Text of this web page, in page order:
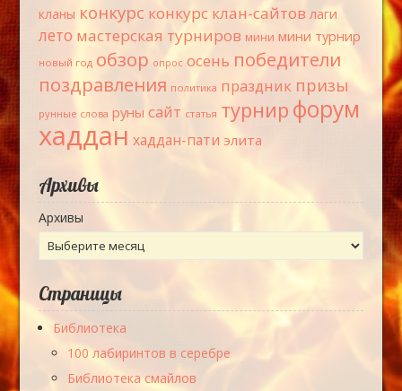
кланы конкурс конкурс клан-сайтов лаги
лето мастерская турниров мини мини турнир
новый год обзор опрос осень победители
поздравления политика праздник призы
рунные слова руны сайт статья турнир форум
хаддан хаддан-пати элита
Архивы
Архивы
Страницы
Библиотека
100 лабиринтов в серебре
Библиотека смайлов